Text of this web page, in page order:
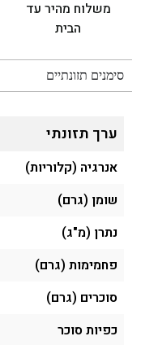
משלוח מהיר עד
הבית
סימנים תזונתיים
ערך תזונתי
אנרגיה (קלוריות)
שומן (גרם)
נתרן (מ"ג)
פחמימות (גרם)
סוכרים (גרם)
כפיות סוכר